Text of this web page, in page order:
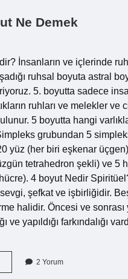
Ne Demek
İnsanların ve içlerinde
ruhsal boyuta astral
5. boyutta sadece
ruhları ve melekler ve
5 boyutta hangi
grubundan 5
yüz (her biri eşkenar
tetrahedron şekli) ve 5
4 boyut Nedir
şefkat ve işbirliğidir.
halidir. Öncesi ve sonrası
ve yapıldığı farkındalığı
2 Yorum